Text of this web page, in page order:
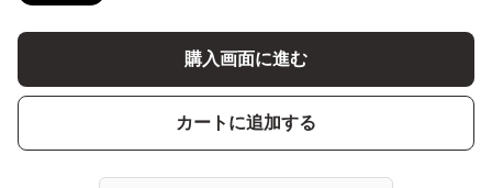
購入画面に進む
カートに追加する